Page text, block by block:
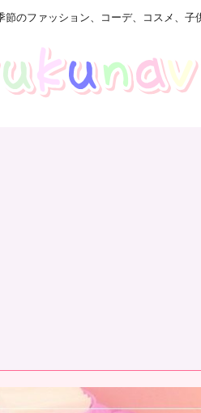
のファッション、コーデ、コスメ、子